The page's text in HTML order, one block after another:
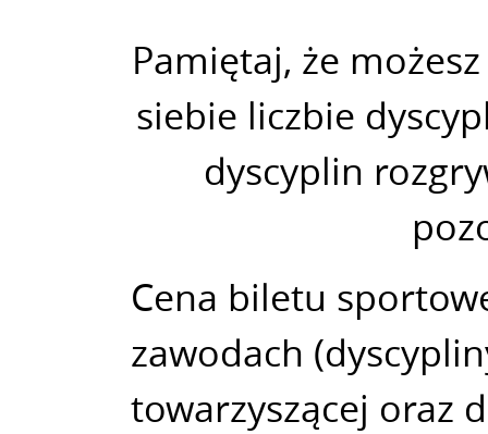
Pamiętaj, że
siebie liczbie
dyscyplin
Cena biletu
zawodach
towarzyszącej oraz